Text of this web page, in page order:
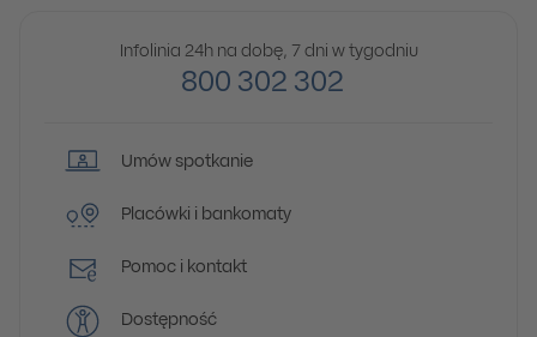
Infolinia 24h na dobę, 7 dni w tygodniu
800 302 302
Umów spotkanie
Placówki i bankomaty
Pomoc i kontakt
Dostępność